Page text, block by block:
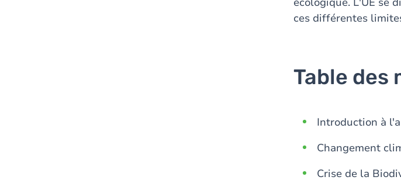
ces différentes
Table des
Introduction à
Changement
Crise de la